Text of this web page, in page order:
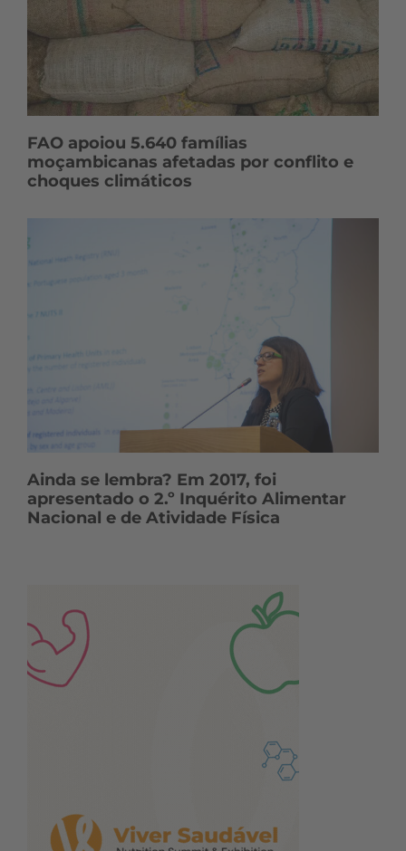
FAO apoiou 5.640 famílias
moçambicanas afetadas por conflito e
choques climáticos
Ainda se lembra? Em 2017, foi
apresentado o 2.º Inquérito Alimentar
Nacional e de Atividade Física